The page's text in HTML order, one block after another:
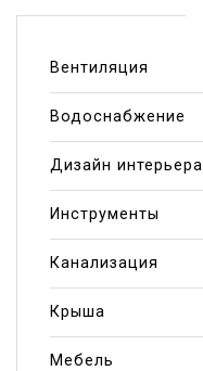
Вентиляция
Водоснабжение
Дизайн интерьера
Инструменты
Канализация
Крыша
Мебель